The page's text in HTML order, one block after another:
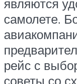
являются
самолете.
рейс с
советы со